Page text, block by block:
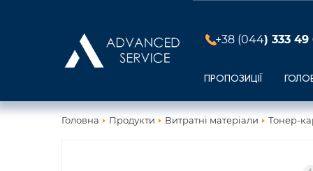
+38 (044) 333 49
ПРОПОЗИЦІЇ
Головна Продукти Витратні матеріали Тонер-